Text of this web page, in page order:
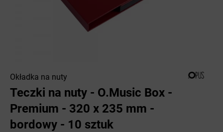
Okładka na nuty
Teczki na nuty - O.Music Box -
Premium - 320 x 235 mm -
bordowy - 10 sztuk